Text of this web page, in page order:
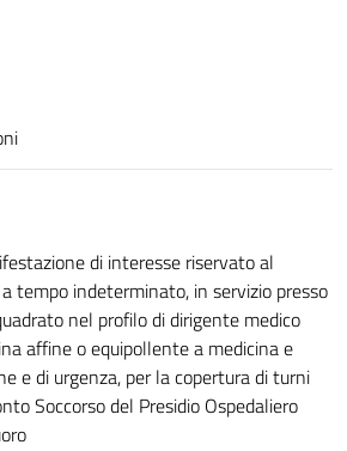
di interesse riservato al
tempo indeterminato, in servizio presso
nel profilo di dirigente medico
affine o equipollente a medicina e
e di urgenza, per la copertura di turni
Soccorso del Presidio Ospedaliero